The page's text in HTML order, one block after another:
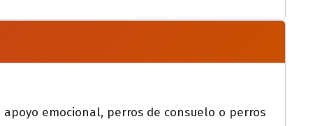
emocional, perros de consuelo o perros